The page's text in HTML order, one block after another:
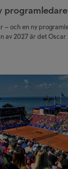
– och en ny
av 2027 är det Oscar